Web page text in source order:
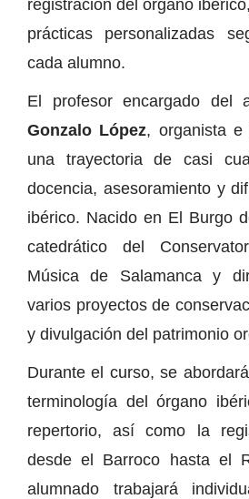
registración del órgano
prácticas personalizadas
cada alumno.
El profesor encargado del
Gonzalo López, organista e
una trayectoria de casi
docencia, asesoramiento y
ibérico. Nacido en El Burgo
catedrático del
Música de Salamanca y
varios proyectos de
y divulgación del patrimonio
Durante el curso, se
terminología del órgano
repertorio, así como la
desde el Barroco hasta el
alumnado trabajará